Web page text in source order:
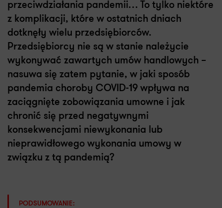
przeciwdziałania pandemii… To tylko niektóre
z komplikacji, które w ostatnich dniach
dotknęły wielu przedsiębiorców.
Przedsiębiorcy nie są w stanie należycie
wykonywać zawartych umów handlowych –
nasuwa się zatem pytanie, w jaki sposób
pandemia choroby COVID-19 wpływa na
zaciągnięte zobowiązania umowne i jak
chronić się przed negatywnymi
konsekwencjami niewykonania lub
nieprawidłowego wykonania umowy w
związku z tą pandemią?
PODSUMOWANIE: